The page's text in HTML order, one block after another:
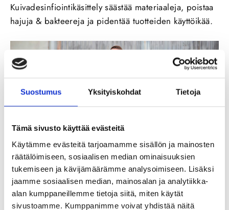
Suostumus Yksityiskohdat Tietoja
Tämä sivusto käyttää evästeitä
Käytämme evästeitä tarjoamamme sisällön ja mainosten
räätälöimiseen, sosiaalisen median ominaisuuksien
tukemiseen ja kävijämäärämme analysoimiseen. Lisäksi
jaamme sosiaalisen median, mainosalan ja analytiikka-
alan kumppaneillemme tietoja siitä, miten käytät
sivustoamme. Kumppanimme voivat yhdistää näitä
Kuivadesinfiointikäsittely säästää materiaaleja, poistaa
hajuja & bakteereja ja pidentää tuotteiden käyttöikää.
Kiitelty LANSSI toimii
LANSSI-mallisto on saanut paljon kiitosta käyttäjiltään.